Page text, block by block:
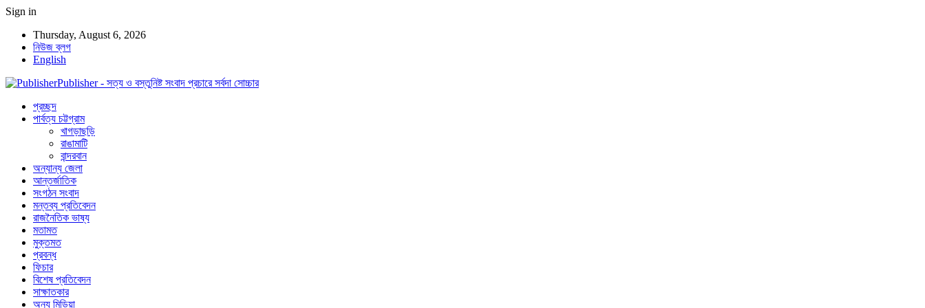
Sign in
Thursday, August 6, 2026
নিউজ ব্লগ
English
Publisher - সত্য ও বস্তুনিষ্ট সংবাদ প্রচারে সর্বদা সোচ্চার
প্রচ্ছদ
পার্বত্য চট্টগ্রাম
খাগড়াছড়ি
রাঙামাটি
বান্দরবান
অন্যান্য জেলা
আন্তর্জাতিক
সংগঠন সংবাদ
মন্তব্য প্রতিবেদন
রাজনৈতিক ভাষ্য
মতামত
মুক্তমত
প্রবন্ধ
ফিচার
বিশেষ প্রতিবেদন
সাক্ষাতকার
অন্য মিডিয়া